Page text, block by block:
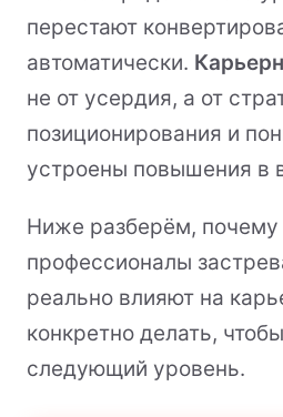
перестают
автоматически.
не от усердия, а от
позиционирования и
устроены повышения в
Ниже разберём, почему
профессионалы
реально влияют на
конкретно делать,
следующий уровень.